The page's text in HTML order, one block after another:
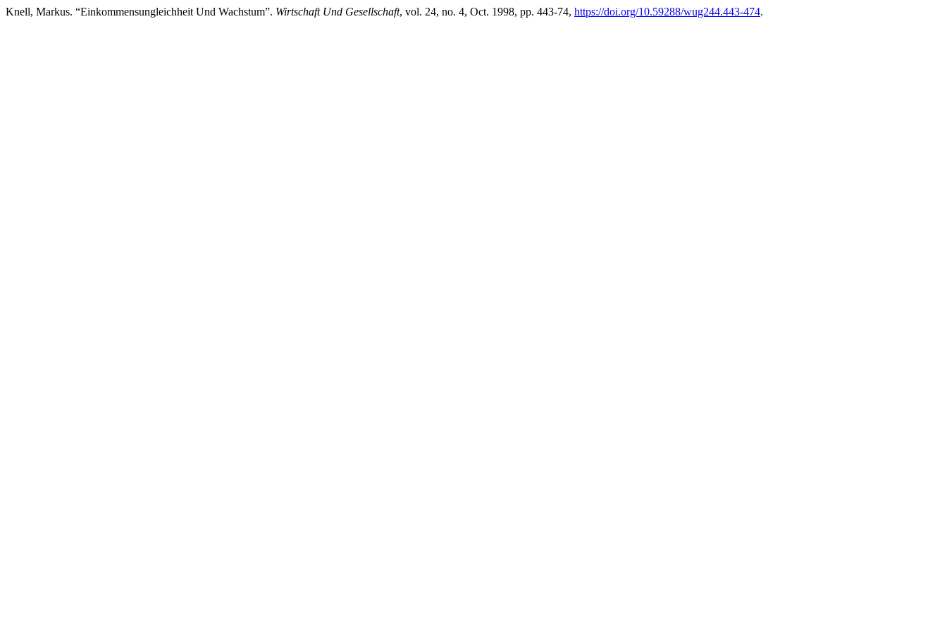
Knell, Markus. “Einkommensungleichheit Und Wachstum”. Wirtschaft Und Gesellschaft, vol. 24, no. 4, Oct. 1998, pp. 443-74, https://doi.org/10.59288/wug244.443-474.